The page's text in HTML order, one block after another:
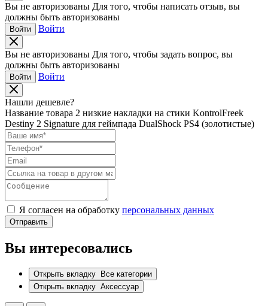
Вы не авторизованы Для того, чтобы написать отзыв, вы
должны быть авторизованы
Войти Войти
Вы не авторизованы Для того, чтобы задать вопрос, вы
должны быть авторизованы
Войти Войти
Нашли дешевле?
Название товара 2 низкие накладки на стики KontrolFreek
Destiny 2 Signature для геймпада DualShock PS4 (золотистые)
Я согласен на обработку персональных данных
Отправить
Вы интересовались
Открыть вкладку
Все категории
Открыть вкладку Аксессуар